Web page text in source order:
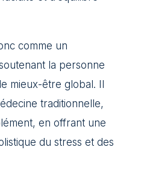
comme un
la personne
mieux-être global. Il
traditionnelle,
en offrant une
du stress et des